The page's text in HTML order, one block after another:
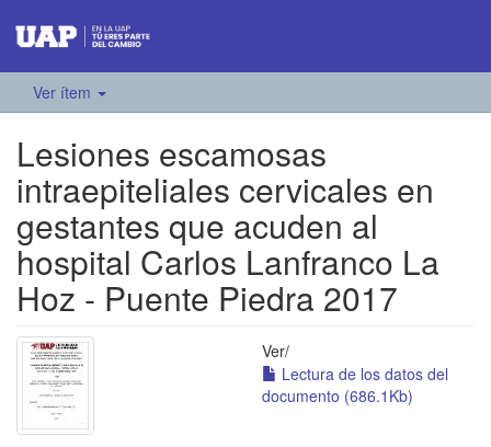
Ver ítem
Lesiones escamosas
intraepiteliales cervicales en
gestantes que acuden al
hospital Carlos Lanfranco La
Hoz - Puente Piedra 2017
Ver/
Lectura de los datos del
documento (686.1Kb)